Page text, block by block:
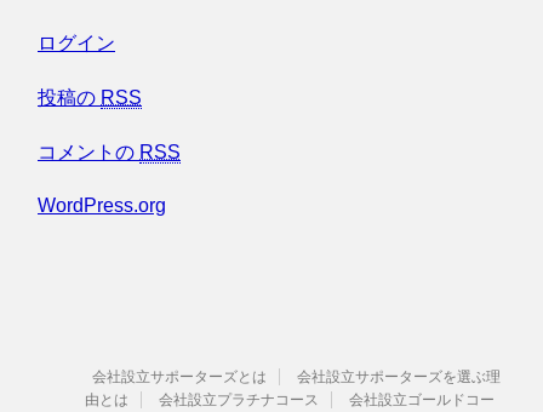
ログイン
投稿の RSS
コメントの RSS
WordPress.org
会社設立サポーターズとは
会社設立サポーターズを選ぶ理
由とは
会社設立プラチナコース
会社設立ゴールドコー